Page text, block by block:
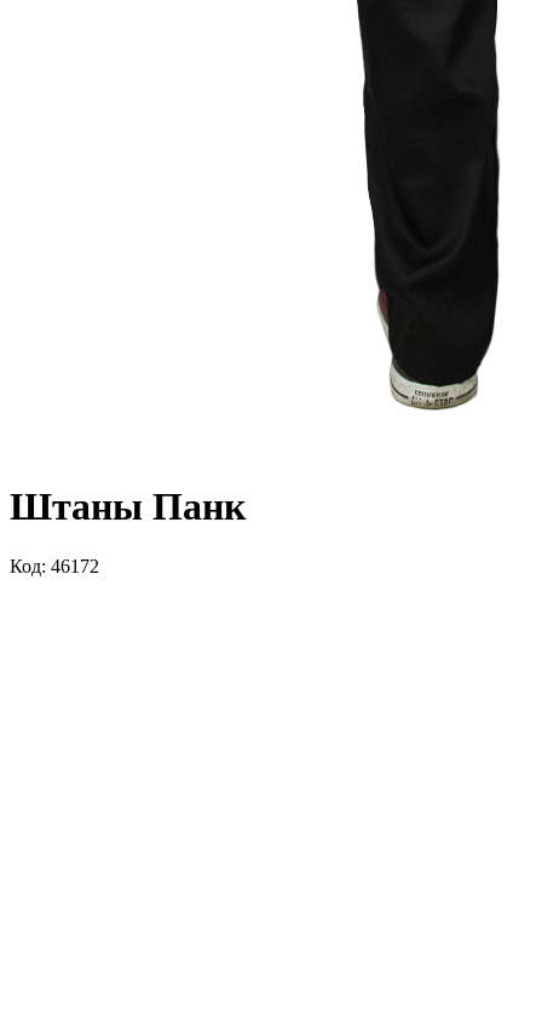
Штаны Панк
Код: 46172